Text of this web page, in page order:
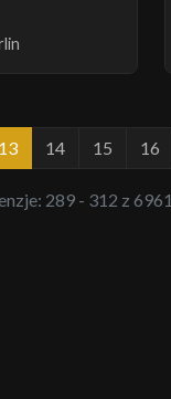
13 14 15 16
289 - 312 z 6961